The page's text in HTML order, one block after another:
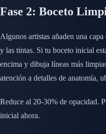
Fase 2: Boceto
Algunos artistas añaden una
y las tintas. Si tu boceto inicial
encima y dibuja líneas más
atención a detalles de anatomía,
Reduce al 20-30% de opacidad.
inicial ahora.